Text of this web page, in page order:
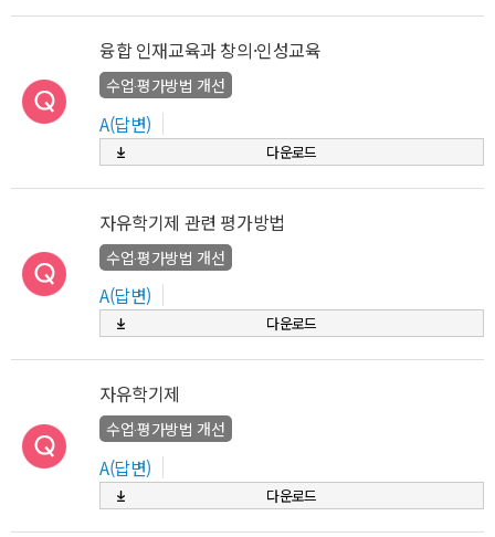
융합 인재교육과 창의·인성교육
수업‧평가방법 개선
A(답변)
다운로드
자유학기제 관련 평가방법
수업‧평가방법 개선
A(답변)
다운로드
자유학기제
수업‧평가방법 개선
A(답변)
다운로드